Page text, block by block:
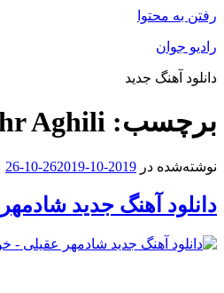
رفتن به محتوا
رادیو جوان
دانلود آهنگ جدید
برچسب: Aghili
نوشته‌شده در 2019-10-26
2019-10-26
دانلود آهنگ جدید